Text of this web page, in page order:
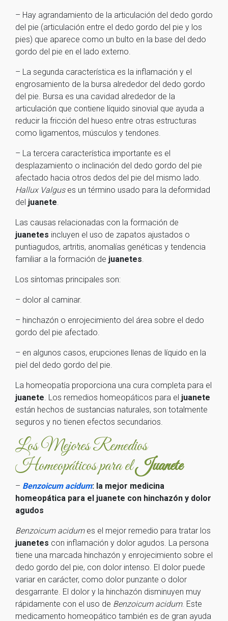
– Hay agrandamiento de la articulación del dedo gordo
del pie (articulación entre el dedo gordo del pie y los
pies) que aparece como un bulto en la base del dedo
gordo del pie en el lado externo.
– La segunda característica es la inflamación y el
engrosamiento de la bursa alrededor del dedo gordo
del pie. Bursa es una cavidad alrededor de la
articulación que contiene líquido sinovial que ayuda a
reducir la fricción del hueso entre otras estructuras
como ligamentos, músculos y tendones.
– La tercera característica importante es el
desplazamiento o inclinación del dedo gordo del pie
afectado hacia otros dedos del pie del mismo lado.
Hallux Valguses un término usado para la deformidad
del juanete.
Las causas relacionadas con la formación de
juanetes incluyen el uso de zapatos ajustados o
puntiagudos, artritis, anomalías genéticas y tendencia
familiar a la formación de juanetes.
Los síntomas principales son:
– dolor al caminar.
– hinchazón o enrojecimiento del área sobre el dedo
gordo del pie afectado.
– en algunos casos, erupciones llenas de líquido en la
piel del dedo gordo del pie.
La homeopatía proporciona una cura completa para el
juanete. Los remedios homeopáticos para el juanete
están hechos de sustancias naturales, son totalmente
seguros y no tienen efectos secundarios.
Los Mejores Remedios
Homeopáticos para elJuanete
– Benzoicum acidum: la mejor medicina
homeopática para el juanete con hinchazón y dolor
agudos
Benzoicum acidumes el mejor remedio para tratar los
juanetes con inflamación y dolor agudos. La persona
tiene una marcada hinchazón y enrojecimiento sobre el
dedo gordo del pie, con dolor intenso. El dolor puede
variar en carácter, como dolor punzante o dolor
desgarrante. El dolor y la hinchazón disminuyen muy
rápidamente con el uso de Benzoicum acidum. Este
medicamento homeopático también es de gran ayuda